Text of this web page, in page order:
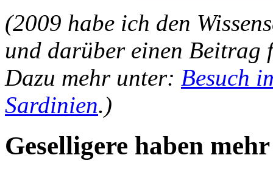
(2009 habe ich den
und darüber einen Beitrag
Dazu mehr unter: Besuch
Sardinien.)
Geselligere haben